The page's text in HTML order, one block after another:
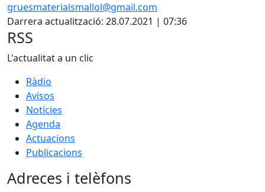
gruesmaterialsmallol@gmail.com
Darrera actualització: 28.07.2021 | 07:36
RSS
L'actualitat a un clic
Ràdio
Avisos
Notícies
Agenda
Actuacions
Publicacions
Adreces i telèfons